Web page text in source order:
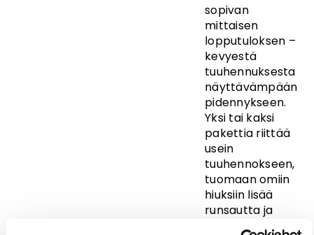
sopivan
mittaisen
lopputuloksen –
kevyestä
tuuhennuksesta
näyttävämpään
pidennykseen.
Yksi tai kaksi
pakettia riittää
usein
tuuhennokseen,
tuomaan omiin
hiuksiin lisää
runsautta ja
tuuheutta. Koko